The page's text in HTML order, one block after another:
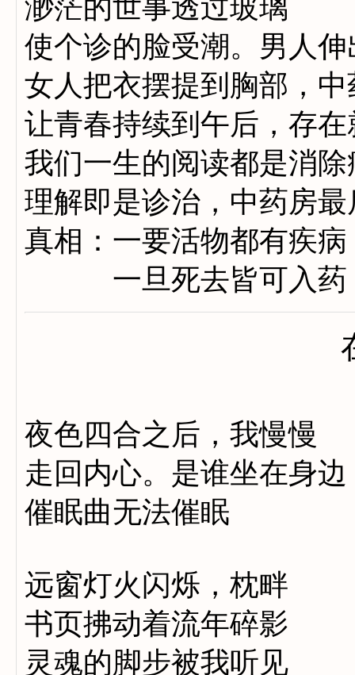
渺茫的世事透过玻璃
使个诊的脸受潮。男人伸
女人把衣摆提到胸部，中
让青春持续到午后，存
我们一生的阅读都是消除
理解即是诊治，中药房最
真相：一要活物都有疾病
一旦死去皆可入药
夜色四合之后，我慢慢
走回内心。是谁坐在身边
催眠曲无法催眠
远窗灯火闪烁，枕畔
书页拂动着流年碎影
灵魂的脚步被我听见